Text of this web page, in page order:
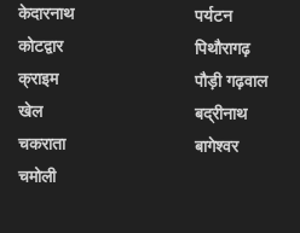
केदारनाथ
कोटद्वार
क्राइम
खेल
चकराता
चमोली
पर्यटन
पिथौरागढ़
पौड़ी गढ़वाल
बद्रीनाथ
बागेश्वर